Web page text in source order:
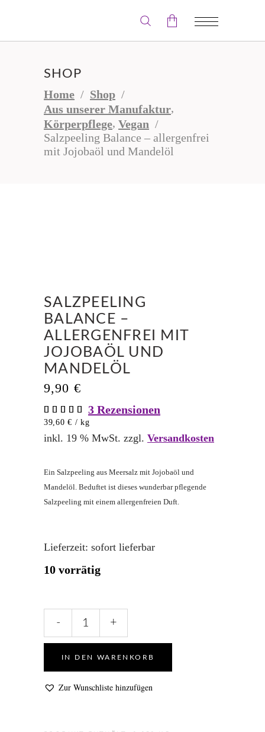
Der Warenkorb ist leer.
SHOP
Home / Shop /
Aus unserer Manufaktur,
Körperpflege, Vegan /
Salzpeeling Balance – allergenfrei
mit Jojobaöl und Mandelöl
SALZPEELING
BALANCE –
ALLERGENFREI MIT
JOJOBAÖL UND
MANDELÖL
9,90 €
Bewertet
mit
5.00
von 5,
3
3 Rezensionen
39,60€ /kg
inkl. 19 % MwSt. zzgl. Versandkosten
Ein Salzpeeling aus Meersalz mit Jojobaöl und
Mandelöl. Beduftet ist dieses wunderbar pflegende
Salzpeeling mit einem allergenfreien Duft.
Lieferzeit: sofort lieferbar
10 vorrätig
-
allergenfrei
mit
Jojobaöl
- +
IN DEN WARENKORB
Zur Wunschliste hinzufügen